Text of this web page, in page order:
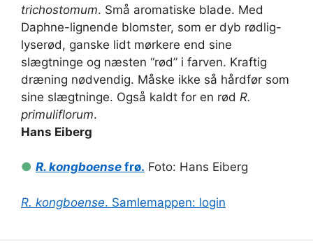
trichostomum. Små aromatiske blade. Med
Daphne-lignende blomster, som er dyb rødlig-
lyserød, ganske lidt mørkere end sine
slægtninge og næsten “rød” i farven. Kraftig
dræning nødvendig. Måske ikke så hårdfør som
sine slægtninge. Også kaldt for en rød R.
primuliflorum.
Hans Eiberg
● R. kongboense frø. Foto: Hans Eiberg
R. kongboense. Samlemappen: login